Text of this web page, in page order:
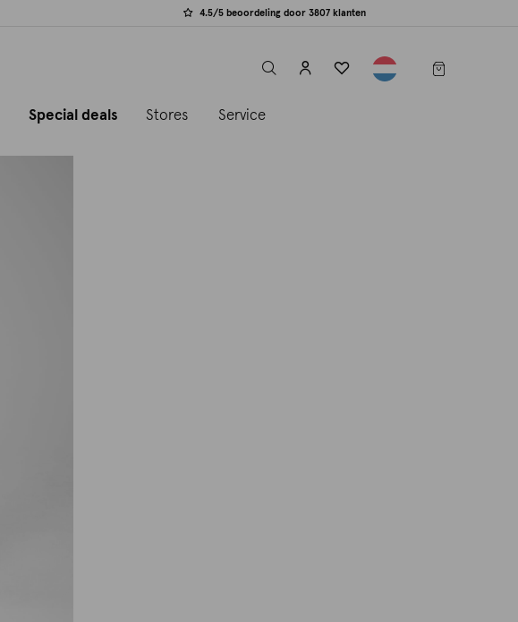
4.5/5 beoordeling door 3807 klanten
label.header.toggle
Special deals Stores Service